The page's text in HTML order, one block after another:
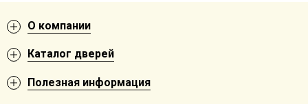
О компании
Каталог дверей
Полезная информация